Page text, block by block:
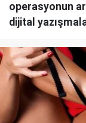
operasyonun
dijital